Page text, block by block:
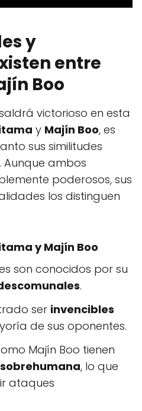
y
entre
Boo
victorioso en esta
y Majín Boo, es
sus similitudes
Aunque ambos
poderosos, sus
los distinguen
y Majín Boo
son conocidos por su
.
ser invencibles
de sus oponentes.
Majín Boo tienen
, lo que
ataques